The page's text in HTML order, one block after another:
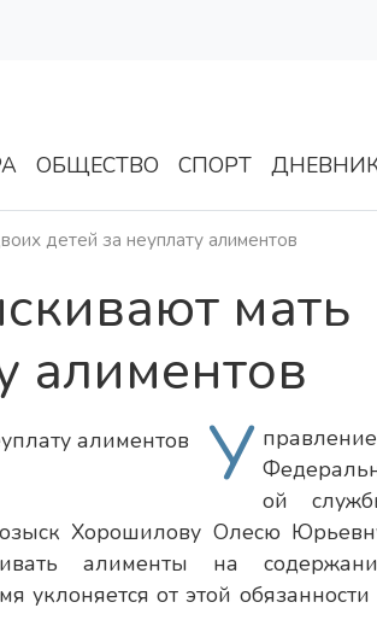
ОБЩЕСТВО СПОРТ
детей за неуплату алиментов
мать
алиментов
У правление
ой
Хорошилову Олесю
алименты на
уклоняется от этой обязанности